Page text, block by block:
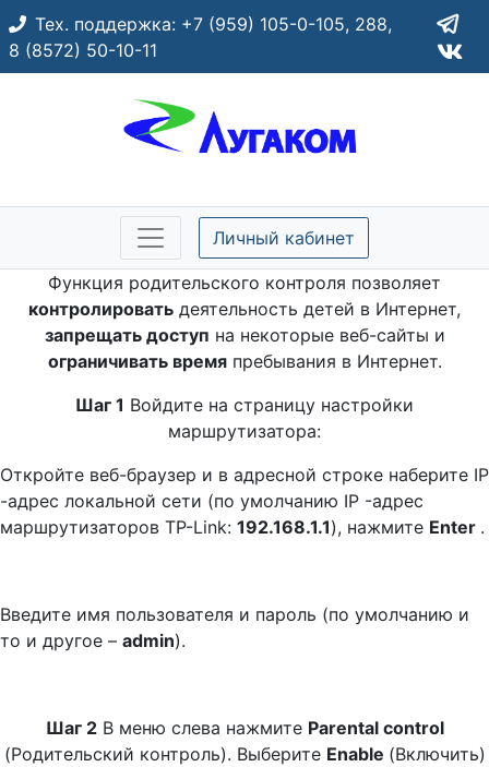
Тех. поддержка: +7 (959) 105-0-105, 288,
8 (8572) 50-10-11
Личный кабинет
Функция родительского контроля позволяет
контролировать деятельность детей в Интернет,
запрещать доступ на некоторые веб-сайты и
ограничивать времяпребывания в Интернет.
Шаг 1 Войдите на страницу настройки
маршрутизатора:
Откройте веб-браузер и в адресной строке наберите IP
-адрес локальной сети (по умолчанию IP -адрес
маршрутизаторов TP-Link: 192.168.1.1), нажмите Enter .
Введите имя пользователя и пароль (по умолчанию и
то и другое – admin).
Шаг 2В меню слева нажмите Parental control
(Родительский контроль). Выберите Enable (Включить)